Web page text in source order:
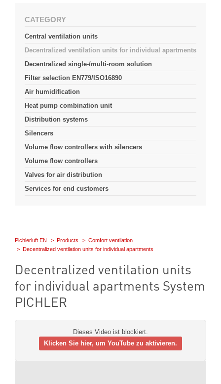
CATEGORY
Central ventilation units
Decentralized ventilation units for individual apartments
Decentralized single-/multi-room solution
Filter selection EN779/ISO16890
Air humidification
Heat pump combination unit
Distribution systems
Silencers
Volume flow controllers with silencers
Volume flow controllers
Valves for air distribution
Services for end customers
Pichlerluft EN Products
Comfort ventilation
Decentralized ventilation units for individual apartments
Decentralized ventilation units
for individual apartments System
PICHLER
Dieses Video ist blockiert.
Klicken Sie hier, um YouTube zu aktivieren.